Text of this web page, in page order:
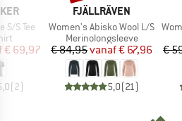
S/S Tee
prijs
€ 69,97
(2)
MERK
FJÄLLRÄVEN
Artikel
Women's Abisko Wool L/S
Productgroep
Merinolongsleeve
Prijs
€ 84,95 Verlaagde prijs
vanaf€ 67,96
5,0(21)
€